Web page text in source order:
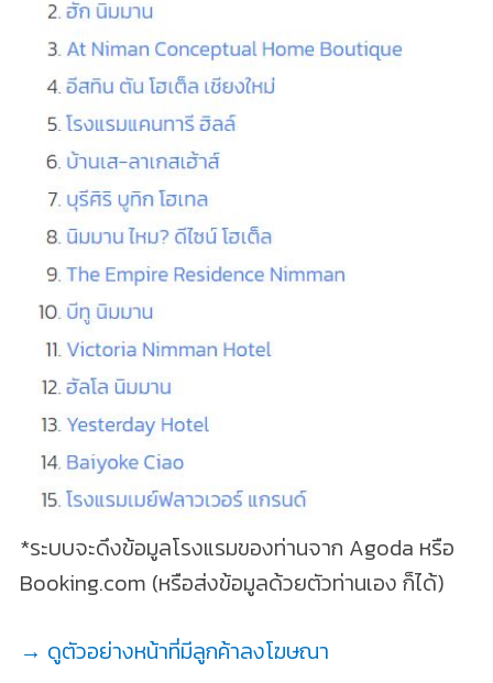
*ระบบจะดึงข้อมูลโรงแรมของท่านจาก Agoda หรือ
Booking.com (หรือส่งข้อมูลด้วยตัวท่านเอง ก็ได้)
→ ดูตัวอย่างหน้าที่มีลูกค้าลงโฆษณา